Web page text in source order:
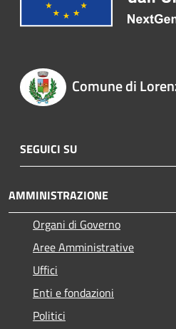
Comune di
SEGUICI SU
AMMINISTRAZIONE
Organi di Governo
Aree Amministrative
Uffici
Enti e fondazioni
Politici